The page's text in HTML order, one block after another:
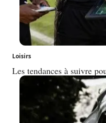
Loisirs
Les tendances à suivre